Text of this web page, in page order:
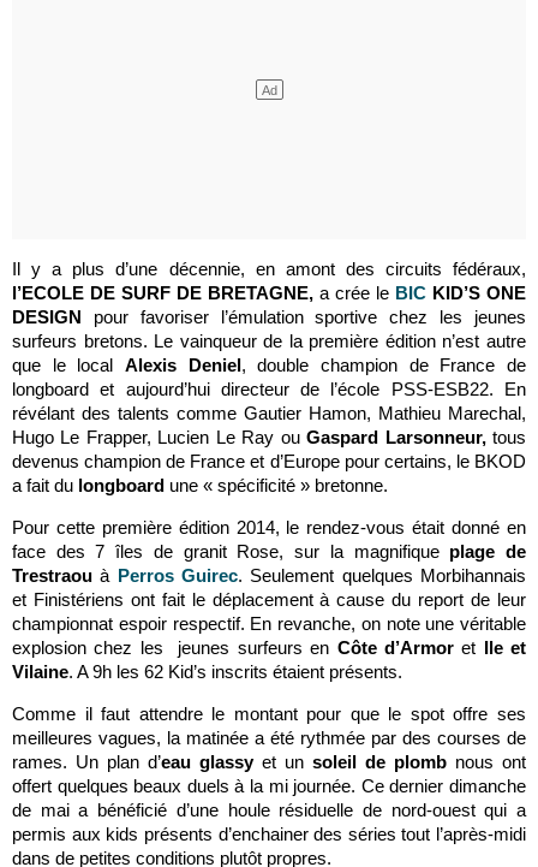
Il y a plus d’une décennie, en amont des circuits fédéraux,
l’ECOLE DE SURF DE BRETAGNE, a crée le BIC KID’S ONE
DESIGN pour favoriser l’émulation sportive chez les jeunes
surfeurs bretons. Le vainqueur de la première édition n’est autre
que le local Alexis Deniel, double champion de France de
longboard et aujourd’hui directeur de l’école PSS-ESB22. En
révélant des talents comme Gautier Hamon, Mathieu Marechal,
Hugo Le Frapper, Lucien Le Ray ouGaspard Larsonneur,tous
devenus champion de France et d’Europe pour certains, le BKOD
a fait du longboard une « spécificité » bretonne.
Pour cette première édition 2014, le rendez-vous était donné en
face des 7 îles de granit Rose, sur la magnifique plage de
Trestraou à Perros Guirec. Seulement quelques Morbihannais
et Finistériens ont fait le déplacement à cause du report de leur
championnat espoir respectif. En revanche, on note une véritable
explosion chez les jeunes surfeurs en Côte d’Armoret Ile et
Vilaine. A 9h les 62 Kid’s inscrits étaient présents.
Comme il faut attendre le montant pour que le spot offre ses
meilleures vagues, la matinée a été rythmée par des courses de
rames. Un plan d’eau glassy et un soleil de plomb nous ont
offert quelques beaux duels à la mi journée. Ce dernier dimanche
de mai a bénéficié d’une houle résiduelle de nord-ouest qui a
permis aux kids présents d’enchainer des séries tout l’après-midi
dans de petites conditions plutôt propres.